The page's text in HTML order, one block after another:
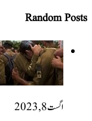
Random Posts
اگست 8, 2023